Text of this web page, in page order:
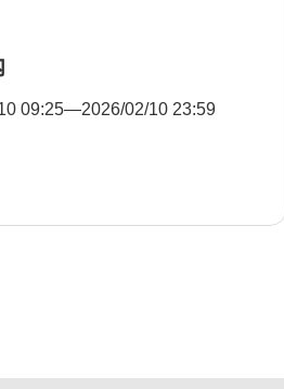
09:25—2026/02/10 23:59